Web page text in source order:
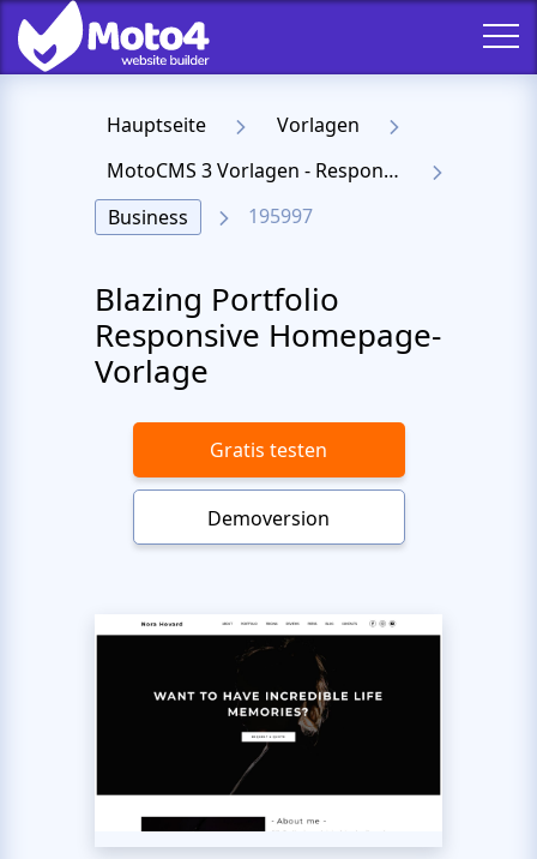
Hauptseite
Vorlagen
MotoCMS 3 Vorlagen - Responsive Templates für Website
Business
195997
Blazing Portfolio
Responsive Homepage-
Vorlage
Gratis testen
Demoversion